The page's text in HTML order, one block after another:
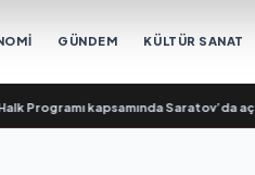
GÜNDEM KÜLTÜR SANAT
kapsamında Saratov’da açıldı•